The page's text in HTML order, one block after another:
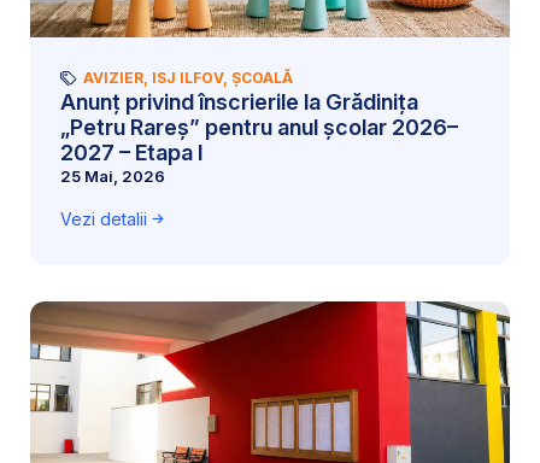
AVIZIER, ISJ ILFOV, ȘCOALĂ
Anunț privind înscrierile la Grădinița
„Petru Rareș” pentru anul școlar 2026–
2027 – Etapa I
25 Mai, 2026
Vezi detalii